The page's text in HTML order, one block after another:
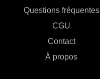
Questions fréquentes
CGU
Contact
À propos